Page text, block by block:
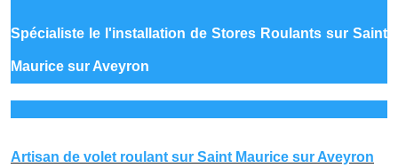
Spécialiste le l'installation de Stores Roulants sur Saint
Maurice sur Aveyron
Artisan de volet roulant sur Saint Maurice sur Aveyron